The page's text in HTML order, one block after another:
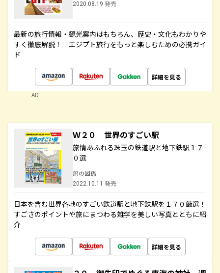
2020.08.19 発売
最新の旅行情報・観光案内はもちろん、歴史・文化もわかりや
すく徹底解説！ エジプト旅行をもっと楽しむための必携ガイ
ド
詳細を見る
AD
Ｗ２０ 世界のすごい駅
旅情あふれる珠玉の鉄道駅と地下鉄駅１７
０選
旅の図鑑
2022.10.11 発売
日本を含む世界各地のすごい鉄道駅と地下鉄駅を１７０厳選！
すごさのポイントや旅にまつわる雑学を美しい写真とともに紹
介
詳細を見る